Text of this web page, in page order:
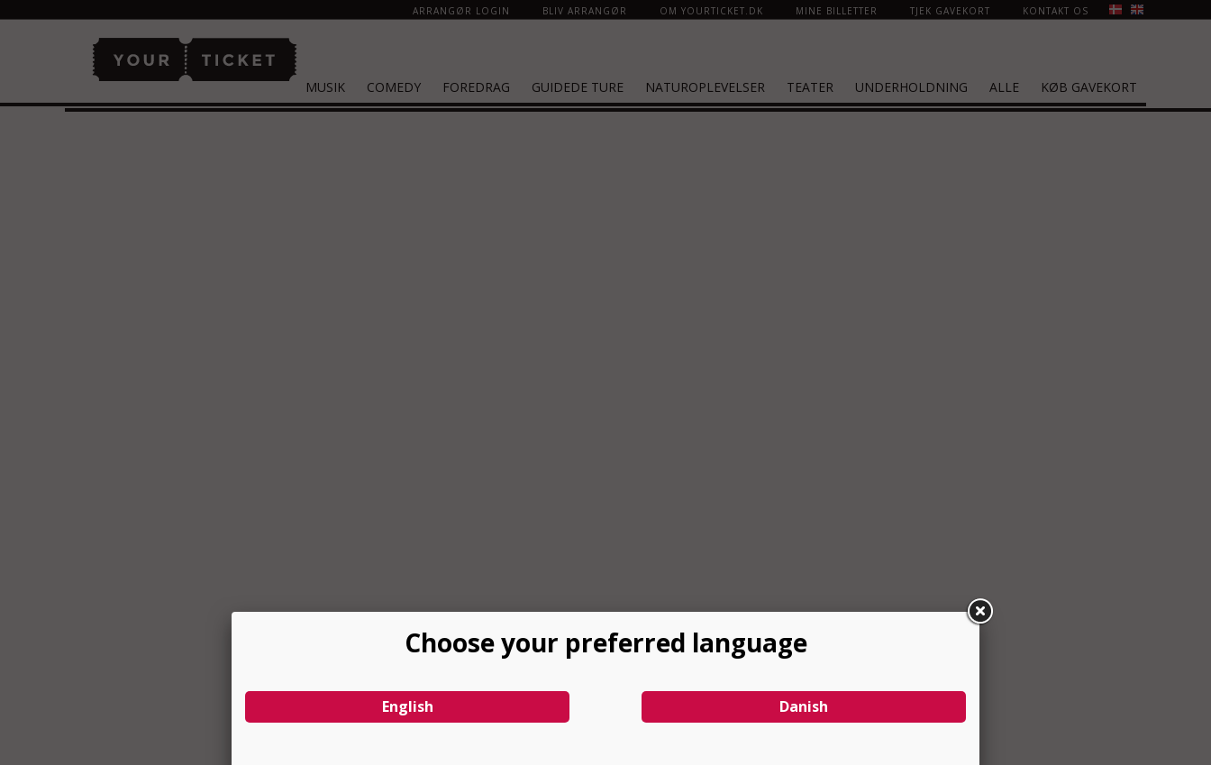
ARRANGØR LOGIN BLIV ARRANGØR OM YOURTICKET.DK MINE BILLETTER TJEK GAVEKORT KONTAKT OS
MUSIK COMEDY FOREDRAG GUIDEDE TURE NATUROPLEVELSER TEATER UNDERHOLDNING ALLE KØB GAVEKORT